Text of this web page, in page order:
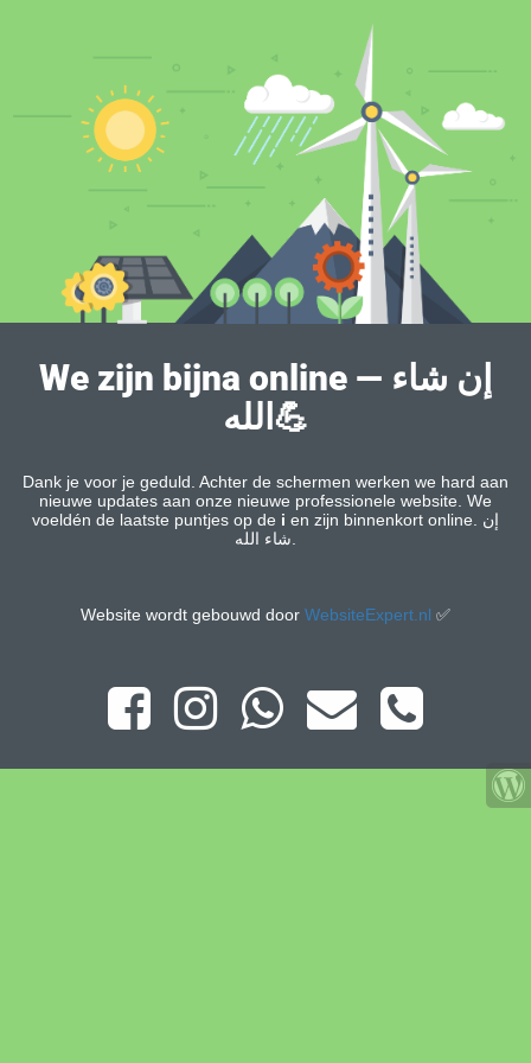
We zijn bijna online — إن شاء
الله💪
Dank je voor je geduld. Achter de schermen werken we hard aan
nieuwe updates aan onze nieuwe professionele website. We
voeldén de laatste puntjes op de i en zijn binnenkort online. إن
شاء الله.
Website wordt gebouwd door WebsiteExpert.nl ✅